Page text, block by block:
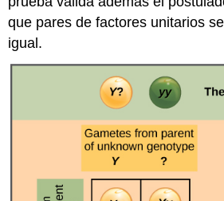
que pares de factores unitarios
igual.